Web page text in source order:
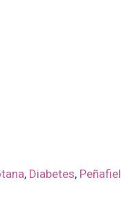
, Diabetes, Peñafiel